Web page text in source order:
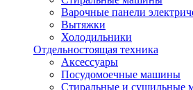
Варочные панели
Вытяжки
Холодильники
Отдельностоящая техника
Аксессуары
Посудомоечные машины
Стиральные и сушильные